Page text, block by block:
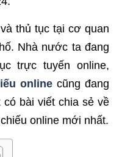
thủ tục tại cơ quan
Nhà nước ta đang
trực tuyến online,
onlinecũng đang
bài viết chia sẻ về
online mới nhất.